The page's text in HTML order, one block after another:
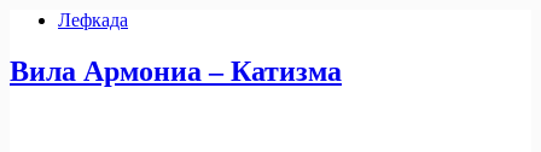
Лефкада
Вила Армониа – Катизма